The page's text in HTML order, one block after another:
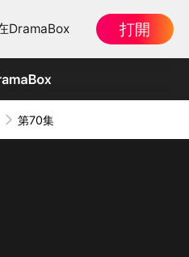
DramaBox 打開
第70集